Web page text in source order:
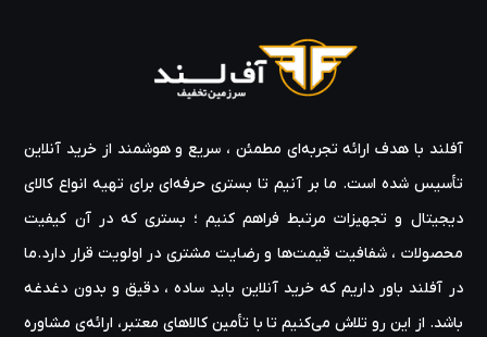
آفلند با هدف ارائه‌ تجربه‌ای مطمئن ، سریع و هوشمند از خرید آنلاین
تأسیس شده است. ما بر آنیم تا بستری حرفه‌ای برای تهیه‌ انواع کالای
دیجیتال و تجهیزات مرتبط فراهم کنیم ؛ بستری که در آن کیفیت
محصولات ، شفافیت قیمت‌ها و رضایت مشتری در اولویت قرار دارد.ما
در آفلند باور داریم که خرید آنلاین باید ساده ، دقیق و بدون دغدغه
باشد. از این رو تلاش می‌کنیم تا با تأمین کالاهای معتبر، ارائه‌ی مشاوره‌